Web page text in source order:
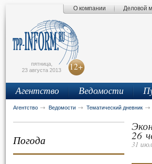
О компании Деловой
пятница,
23 августа 2013
12+
Агентство Ведомости
Агентство Ведомости Тематический дневник
Погода 26
31